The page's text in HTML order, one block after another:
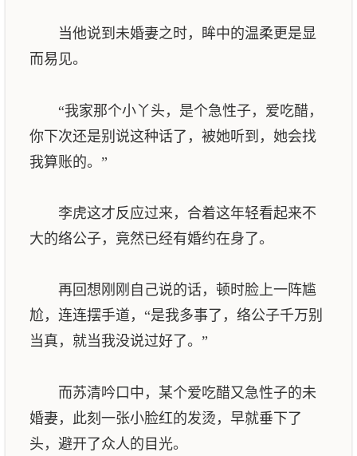
当他说到未婚妻之时，眸中的温柔更是显
而易见。
“我家那个小丫头，是个急性子，爱吃醋，
你下次还是别说这种话了，被她听到，她会找
我算账的。”
李虎这才反应过来，合着这年轻看起来不
大的络公子，竟然已经有婚约在身了。
再回想刚刚自己说的话，顿时脸上一阵尴
尬，连连摆手道，“是我多事了，络公子千万别
当真，就当我没说过好了。”
而苏清吟口中，某个爱吃醋又急性子的未
婚妻，此刻一张小脸红的发烫，早就垂下了
头，避开了众人的目光。